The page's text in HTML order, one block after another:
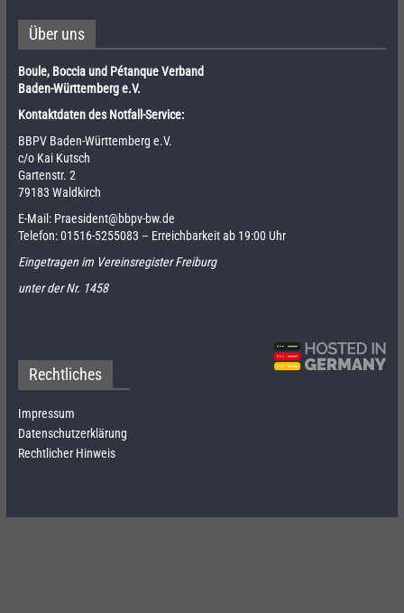
Über uns
Boule, Boccia und Pétanque Verband
Baden-Württemberg e.V.
Kontaktdaten des Notfall-Service:
BBPV Baden-Württemberg e.V.
c/o Kai Kutsch
Gartenstr. 2
79183 Waldkirch
E-Mail: Praesident@bbpv-bw.de
Telefon:01516-5255083 – Erreichbarkeit ab 19:00 Uhr
Eingetragen im Vereinsregister Freiburg
unter der Nr. 1458
Rechtliches
Impressum
Datenschutzerklärung
Rechtlicher Hinweis